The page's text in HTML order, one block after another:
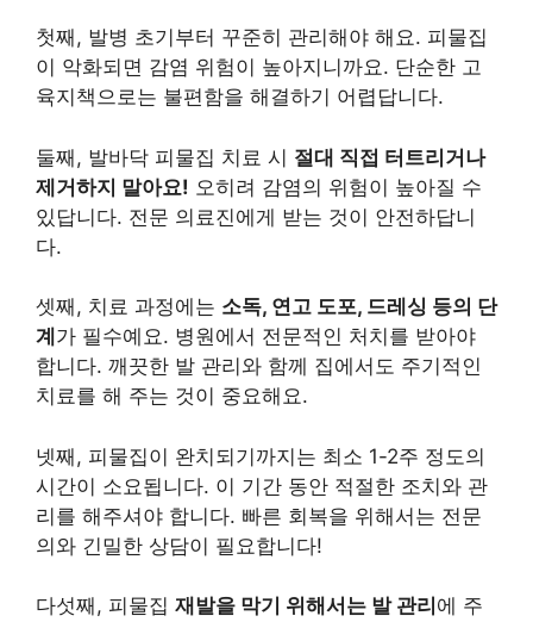
첫째, 발병 초기부터 꾸준히 관리해야 해요. 피물집
이 악화되면 감염 위험이 높아지니까요. 단순한 고
육지책으로는 불편함을 해결하기 어렵답니다.
둘째, 발바닥 피물집 치료 시 절대 직접 터트리거나
제거하지 말아요! 오히려 감염의 위험이 높아질 수
있답니다. 전문 의료진에게 받는 것이 안전하답니
다.
셋째, 치료 과정에는 소독, 연고 도포, 드레싱 등의 단
계 가 필수예요. 병원에서 전문적인 처치를 받아야
합니다. 깨끗한 발 관리와 함께 집에서도 주기적인
치료를 해 주는 것이 중요해요.
넷째, 피물집이 완치되기까지는 최소 1-2주 정도의
시간이 소요됩니다. 이 기간 동안 적절한 조치와 관
리를 해주셔야 합니다. 빠른 회복을 위해서는 전문
의와 긴밀한 상담이 필요합니다!
다섯째, 피물집 재발을 막기 위해서는 발 관리 에 주